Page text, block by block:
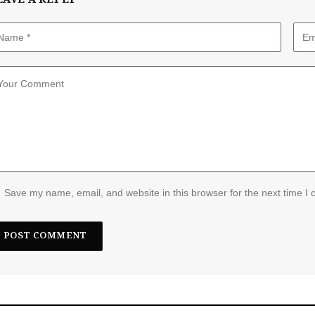
Save my name, email, and website in this browser for the next time I